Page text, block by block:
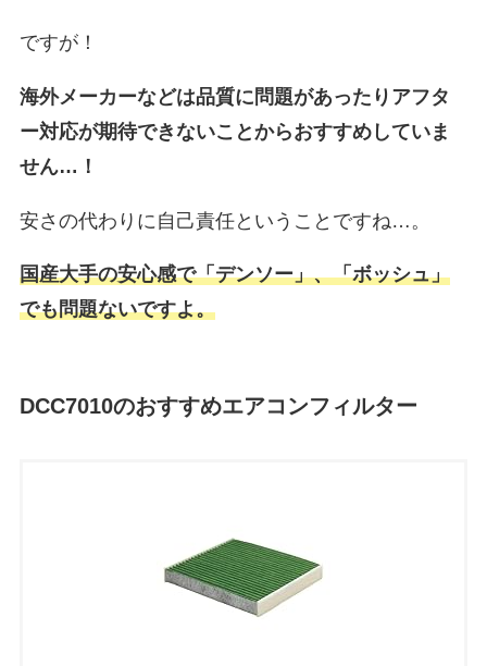
ですが！
海外メーカーなどは品質に問題があったりアフタ
ー対応が期待できないことからおすすめしていま
せん…！
安さの代わりに自己責任ということですね…。
国産大手の安心感で「デンソー」、「ボッシュ」
でも問題ないですよ。
DCC7010のおすすめエアコンフィルター